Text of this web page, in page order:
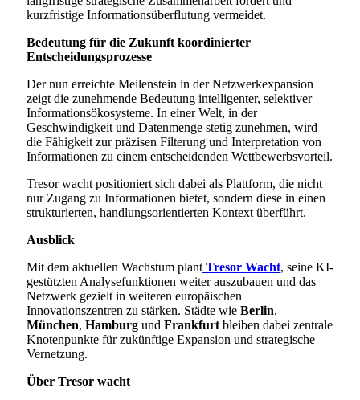
kurzfristige Informationsüberflutung vermeidet.
Bedeutung für die Zukunft koordinierter
Entscheidungsprozesse
Der nun erreichte Meilenstein in der Netzwerkexpansion
zeigt die zunehmende Bedeutung intelligenter, selektiver
Informationsökosysteme. In einer Welt, in der
Geschwindigkeit und Datenmenge stetig zunehmen, wird
die Fähigkeit zur präzisen Filterung und Interpretation von
Informationen zu einem entscheidenden Wettbewerbsvorteil.
Tresor wacht positioniert sich dabei als Plattform, die nicht
nur Zugang zu Informationen bietet, sondern diese in einen
strukturierten, handlungsorientierten Kontext überführt.
Ausblick
Mit dem aktuellen Wachstum plant Tresor Wacht, seine KI-
gestützten Analysefunktionen weiter auszubauen und das
Netzwerk gezielt in weiteren europäischen
Innovationszentren zu stärken. Städte wie Berlin,
München, Hamburg und Frankfurt bleiben dabei zentrale
Knotenpunkte für zukünftige Expansion und strategische
Vernetzung.
Über Tresor wacht